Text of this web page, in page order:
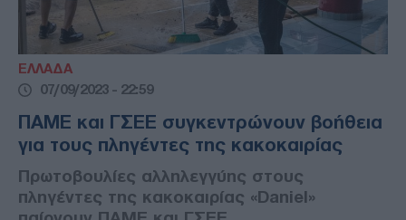
ΕΛΛΑΔΑ
07/09/2023 - 22:59
ΠΑΜΕ και ΓΣΕΕ συγκεντρώνουν βοήθεια
για τους πληγέντες της κακοκαιρίας
Πρωτοβουλίες αλληλεγγύης στους
πληγέντες της κακοκαιρίας «Daniel»